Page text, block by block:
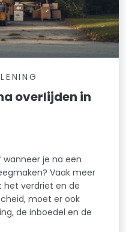
overlijden in
je na een
Vaak meer
het verdriet en de
moet er ook
de inboedel en de